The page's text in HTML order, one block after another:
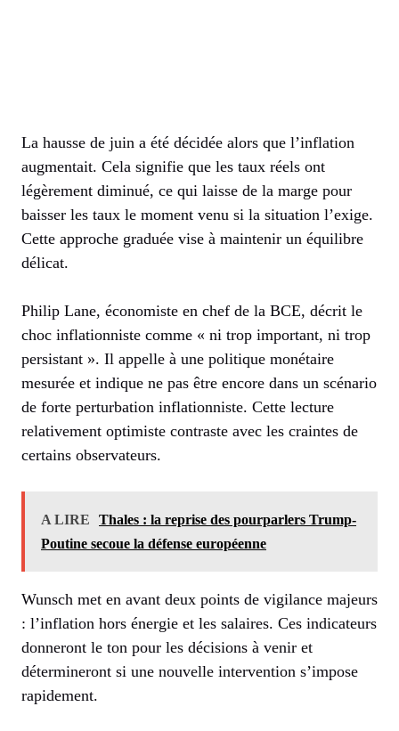
La hausse de juin a été décidée alors que l’inflation
augmentait. Cela signifie que les taux réels ont
légèrement diminué, ce qui laisse de la marge pour
baisser les taux le moment venu si la situation l’exige.
Cette approche graduée vise à maintenir un équilibre
délicat.
Philip Lane, économiste en chef de la BCE, décrit le
choc inflationniste comme « ni trop important, ni trop
persistant ». Il appelle à une politique monétaire
mesurée et indique ne pas être encore dans un scénario
de forte perturbation inflationniste. Cette lecture
relativement optimiste contraste avec les craintes de
certains observateurs.
A LIRE
Thales : la reprise des pourparlers Trump-
Poutine secoue la défense européenne
Wunsch met en avant deux points de vigilance majeurs
: l’inflation hors énergie et les salaires. Ces indicateurs
donneront le ton pour les décisions à venir et
détermineront si une nouvelle intervention s’impose
rapidement.